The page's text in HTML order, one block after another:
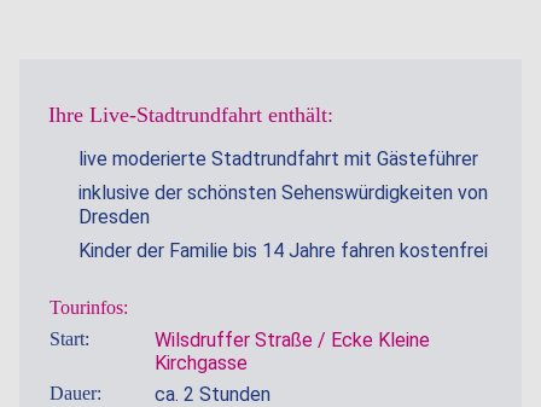
Ihre Live-Stadtrundfahrt enthält:
live moderierte Stadtrundfahrt mit Gästeführer
inklusive der schönsten Sehenswürdigkeiten von
Dresden
Kinder der Familie bis 14 Jahre fahren kostenfrei
Tourinfos:
Start:
Wilsdruffer Straße / Ecke Kleine
Kirchgasse
Dauer: ca. 2 Stunden